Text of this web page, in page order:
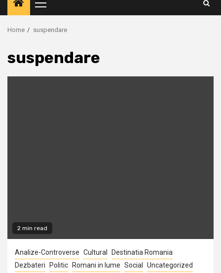
Primary
Menu
Home suspendare
suspendare
2 min read
Analize-Controverse Cultural
Destinatia Romania
Dezbateri
Politic Romani in lume Social Uncategorized